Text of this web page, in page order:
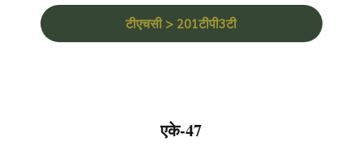
टीएचसी > 201टीपी3टी
एके-47